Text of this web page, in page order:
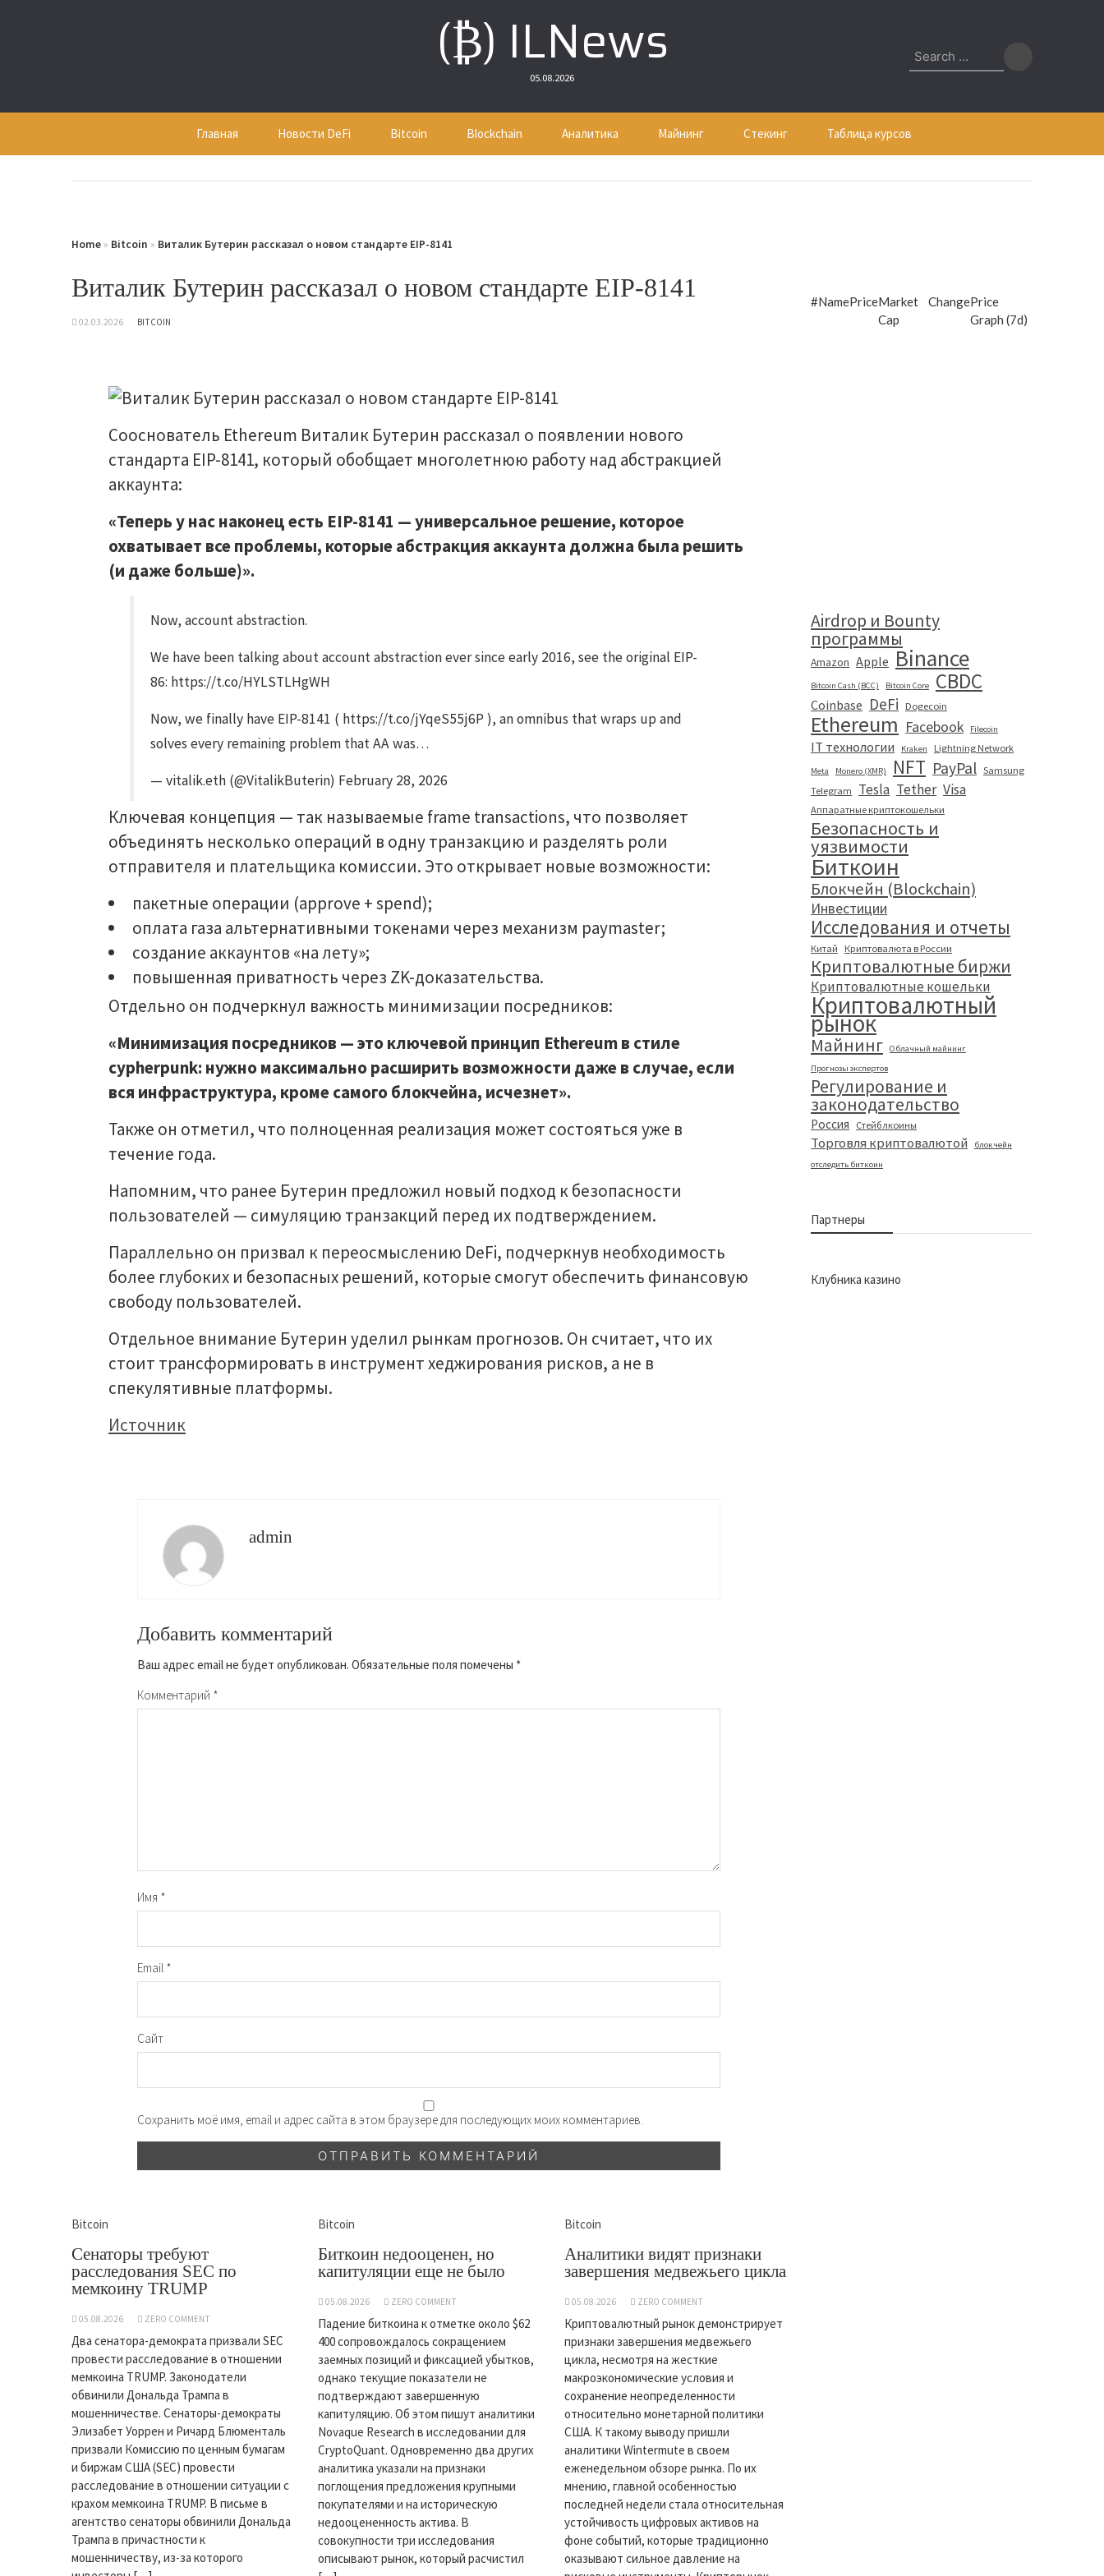
(₿) ILNews
05.08.2026
Search
for:
Главная Новости DeFi Bitcoin Blockchain Аналитика Майнинг Стекинг Таблица курсов
Home » Bitcoin » Виталик Бутерин рассказал о новом стандарте EIP-8141
Виталик Бутерин рассказал о новом стандарте EIP-8141
02.03.2026 BITCOIN
Сооснователь Ethereum Виталик Бутерин рассказал о появлении нового
стандарта EIP-8141, который обобщает многолетнюю работу над абстракцией
аккаунта:
«Теперь у нас наконец есть EIP-8141 — универсальное решение, которое
охватывает все проблемы, которые абстракция аккаунта должна была решить
(и даже больше)».
Now, account abstraction.
We have been talking about account abstraction ever since early 2016, see the original EIP-
86: https://t.co/HYLSTLHgWH
Now, we finally have EIP-8141 ( https://t.co/jYqeS55j6P ), an omnibus that wraps up and
solves every remaining problem that AA was…
— vitalik.eth (@VitalikButerin) February 28, 2026
Ключевая концепция — так называемые frame transactions, что позволяет
объединять несколько операций в одну транзакцию и разделять роли
отправителя и плательщика комиссии. Это открывает новые возможности:
пакетные операции (approve + spend);
оплата газа альтернативными токенами через механизм paymaster;
создание аккаунтов «на лету»;
повышенная приватность через ZK-доказательства.
Отдельно он подчеркнул важность минимизации посредников:
«Минимизация посредников — это ключевой принцип Ethereum в стиле
cypherpunk: нужно максимально расширить возможности даже в случае, если
вся инфраструктура, кроме самого блокчейна, исчезнет».
Также он отметил, что полноценная реализация может состояться уже в
течение года.
Напомним, что ранее Бутерин предложил новый подход к безопасности
пользователей — симуляцию транзакций перед их подтверждением.
Параллельно он призвал к переосмыслению DeFi, подчеркнув необходимость
более глубоких и безопасных решений, которые смогут обеспечить финансовую
свободу пользователей.
Отдельное внимание Бутерин уделил рынкам прогнозов. Он считает, что их
стоит трансформировать в инструмент хеджирования рисков, а не в
спекулятивные платформы.
Источник
admin
Добавить комментарий
Ваш адрес email не будет опубликован. Обязательные поля помечены *
Комментарий *
Имя *
Email *
Сайт
Сохранить моё имя, email и адрес сайта в этом браузере для последующих моих комментариев.
Bitcoin
Сенаторы требуют
расследования SEC по
мемкоину TRUMP
05.08.2026 ZERO COMMENT
Два сенатора-демократа призвали SEC
провести расследование в отношении
мемкоина TRUMP. Законодатели
обвинили Дональда Трампа в
мошенничестве. Сенаторы-демократы
Элизабет Уоррен и Ричард Блюменталь
призвали Комиссию по ценным бумагам
и биржам США (SEC) провести
расследование в отношении ситуации с
крахом мемкоина TRUMP. В письме в
агентство сенаторы обвинили Дональда
Трампа в причастности к
мошенничеству, из-за которого
Bitcoin
Биткоин недооценен, но
капитуляции еще не было
05.08.2026 ZERO COMMENT
Падение биткоина к отметке около $62
400 сопровождалось сокращением
заемных позиций и фиксацией убытков,
однако текущие показатели не
подтверждают завершенную
капитуляцию. Об этом пишут аналитики
Novaque Research в исследовании для
CryptoQuant. Одновременно два других
аналитика указали на признаки
поглощения предложения крупными
покупателями и на историческую
недооцененность актива. В
совокупности три исследования
описывают рынок, который расчистил
Bitcoin
Аналитики видят признаки
завершения медвежьего цикла
05.08.2026 ZERO COMMENT
Криптовалютный рынок демонстрирует
признаки завершения медвежьего
цикла, несмотря на жесткие
макроэкономические условия и
сохранение неопределенности
относительно монетарной политики
США. К такому выводу пришли
аналитики Wintermute в своем
еженедельном обзоре рынка. По их
мнению, главной особенностью
последней недели стала относительная
устойчивость цифровых активов на
фоне событий, которые традиционно
оказывают сильное давление на
#NamePriceMarket
Cap
ChangePrice
Graph (7d)
Airdrop и Bounty
программы
Amazon Apple Binance
Bitcoin Cash (BCC) Bitcoin Core CBDC
Coinbase DeFi Dogecoin
Ethereum Facebook Filecoin
IT технологии Kraken Lightning Network
Meta Monero (XMR) NFT PayPal Samsung
Telegram
Tesla Tether Visa
Аппаратные криптокошельки
Безопасность и
уязвимости
Биткоин
Блокчейн (Blockchain)
Инвестиции
Исследования и отчеты
Китай Криптовалюта в России
Криптовалютные биржи
Криптовалютные кошельки
Криптовалютный
рынок
Майнинг
Облачный майнинг
Прогнозы экспертов
Регулирование и
законодательство
Россия Стейблкоины
Торговля криптовалютой
блокчейн
отследить биткоин
Партнеры
Клубника казино